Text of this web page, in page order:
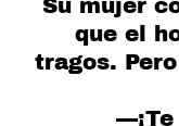
Su mujer
que el
tragos.
—¡Te